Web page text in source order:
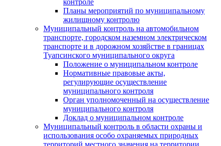
контроле
Планы мероприятий по муниципальному
жилищному контролю
Муниципальный контроль на автомобильном
транспорте, городском наземном электрическом
транспорте и в дорожном хозяйстве в границах
Туапсинского муниципального округа
Положение о муниципальном контроле
Нормативные правовые акты,
регулирующие осуществление
муниципального контроля
Орган уполномоченный на осуществление
муниципального контроля
Доклад о муниципальном контроле
Муниципальный контроль в области охраны и
использования особо охраняемых природных
территорий местного значения на территории